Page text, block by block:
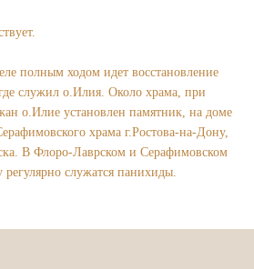
полным ходом идет восстановление
служил о.Илия. Около храма, при
о.Илие установлен памятник, на доме
храма г.Ростова-на-Дону,
В Флоро-Лаврском и Серафимовском
служатся панихиды.